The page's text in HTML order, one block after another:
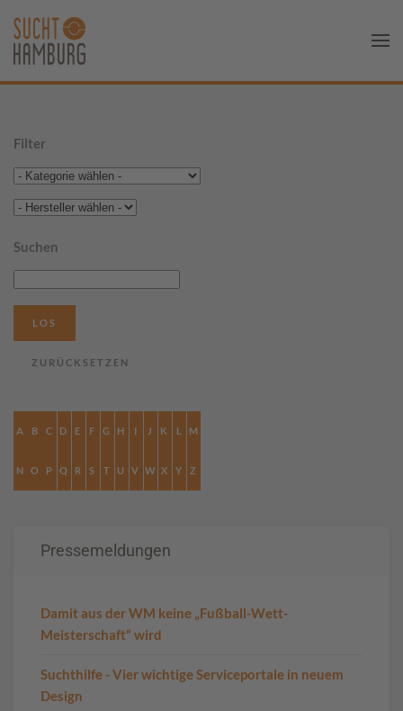
Filter
Suchen
A B C D E F G H I J K L M
N O P Q R S T U V W X Y Z
Pressemeldungen
Damit aus der WM keine „Fußball-Wett-
Meisterschaft“ wird
Suchthilfe - Vier wichtige Serviceportale in neuem
Design